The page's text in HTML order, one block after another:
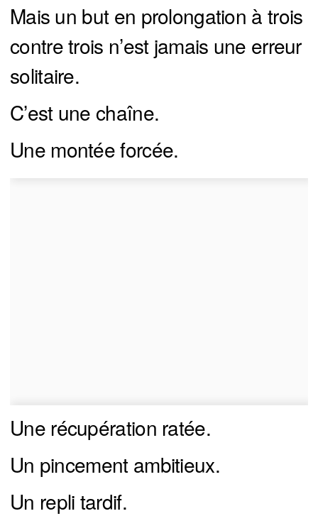
Mais un but en prolongation à trois
contre trois n’est jamais une erreur
solitaire.
C’est une chaîne.
Une montée forcée.
Une récupération ratée.
Un pincement ambitieux.
Un repli tardif.